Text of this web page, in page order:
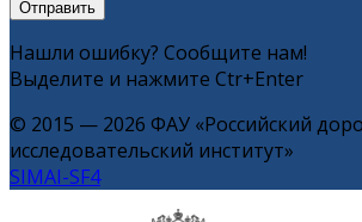
Нашли ошибку? Сообщите нам!
Выделите и нажмите Ctr+Enter
© 2015 — 2026 ФАУ «Российский
исследовательский институт»
SIMAI-SF4